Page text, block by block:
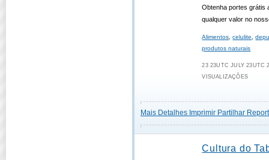
Obtenha portes grátis
qualquer valor no
Alimentos ,celulite ,
produtos naturais
23 23UTC JULY 23UTC
VISUALIZAÇÕES
Mais Detalhes Imprimir Partilhar
Cultura do